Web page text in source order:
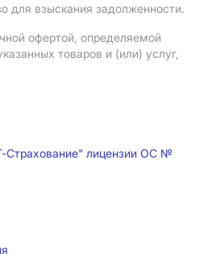
для взыскания задолженности.
офертой, определяемой
товаров и (или) услуг,
Страхование" лицензии ОС №